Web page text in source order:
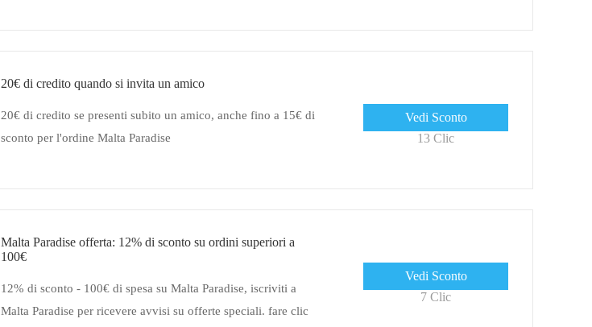
20€ di credito quando si invita un amico
20€ di credito se presenti subito un amico, anche fino a 15€ di
sconto per l'ordine Malta Paradise
Vedi Sconto
13 Clic
Malta Paradise offerta: 12% di sconto su ordini superiori a
100€
12% di sconto - 100€ di spesa su Malta Paradise, iscriviti a
Malta Paradise per ricevere avvisi su offerte speciali. fare clic
Vedi Sconto
7 Clic